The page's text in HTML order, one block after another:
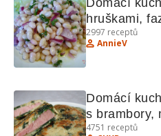
Domácí
hruškami,
2997 receptů
AnnieV
Domácí
s brambory,
4751 receptů